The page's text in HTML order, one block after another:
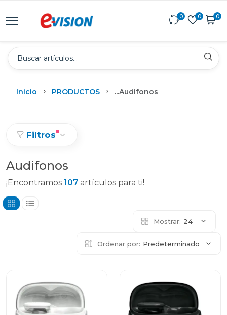
0 0 0
Inicio PRODUCTOS ...Audifonos
Filtros
Audifonos
¡Encontramos 107 artículos para ti!
Mostrar: 24
Ordenar por: Predeterminado